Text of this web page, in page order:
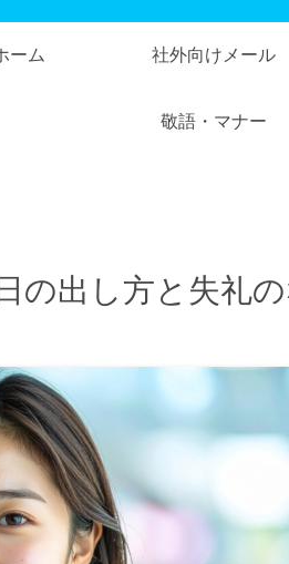
ーム 社外向けメール
敬語・マナー
の出し方と失礼